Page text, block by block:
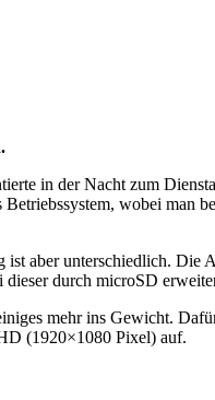
in der Nacht zum
wobei man
aber unterschiedlich.
durch microSD
mehr ins Gewicht.
(1920×1080 Pixel) auf.